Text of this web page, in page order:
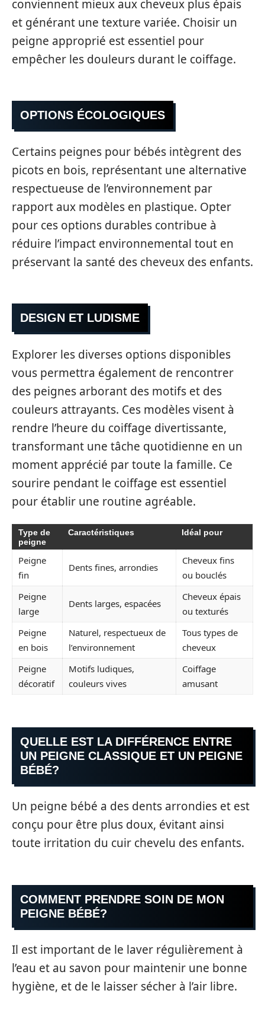
conviennent mieux aux cheveux plus épais
et générant une texture variée. Choisir un
peigne approprié est essentiel pour
empêcher les douleurs durant le coiffage.
OPTIONS ÉCOLOGIQUES
Certains peignes pour bébés intègrent des
picots en bois, représentant une alternative
respectueuse de l’environnement par
rapport aux modèles en plastique. Opter
pour ces options durables contribue à
réduire l’impact environnemental tout en
préservant la santé des cheveux des enfants.
DESIGN ET LUDISME
Explorer les diverses options disponibles
vous permettra également de rencontrer
des peignes arborant des motifs et des
couleurs attrayants. Ces modèles visent à
rendre l’heure du coiffage divertissante,
transformant une tâche quotidienne en un
moment apprécié par toute la famille. Ce
sourire pendant le coiffage est essentiel
pour établir une routine agréable.
Type de
peigne
Caractéristiques Idéal pour
Peigne
fin
Dents fines, arrondies
Cheveux fins
ou bouclés
Peigne
large
Dents larges, espacées
Cheveux épais
ou texturés
Peigne
en bois
Naturel, respectueux de
l’environnement
Tous types de
cheveux
Peigne
décoratif
Motifs ludiques,
couleurs vives
Coiffage
amusant
QUELLE EST LA DIFFÉRENCE ENTRE
UN PEIGNE CLASSIQUE ET UN PEIGNE
BÉBÉ?
Un peigne bébé a des dents arrondies et est
conçu pour être plus doux, évitant ainsi
toute irritation du cuir chevelu des enfants.
COMMENT PRENDRE SOIN DE MON
PEIGNE BÉBÉ?
Il est important de le laver régulièrement à
l’eau et au savon pour maintenir une bonne
hygiène, et de le laisser sécher à l’air libre.